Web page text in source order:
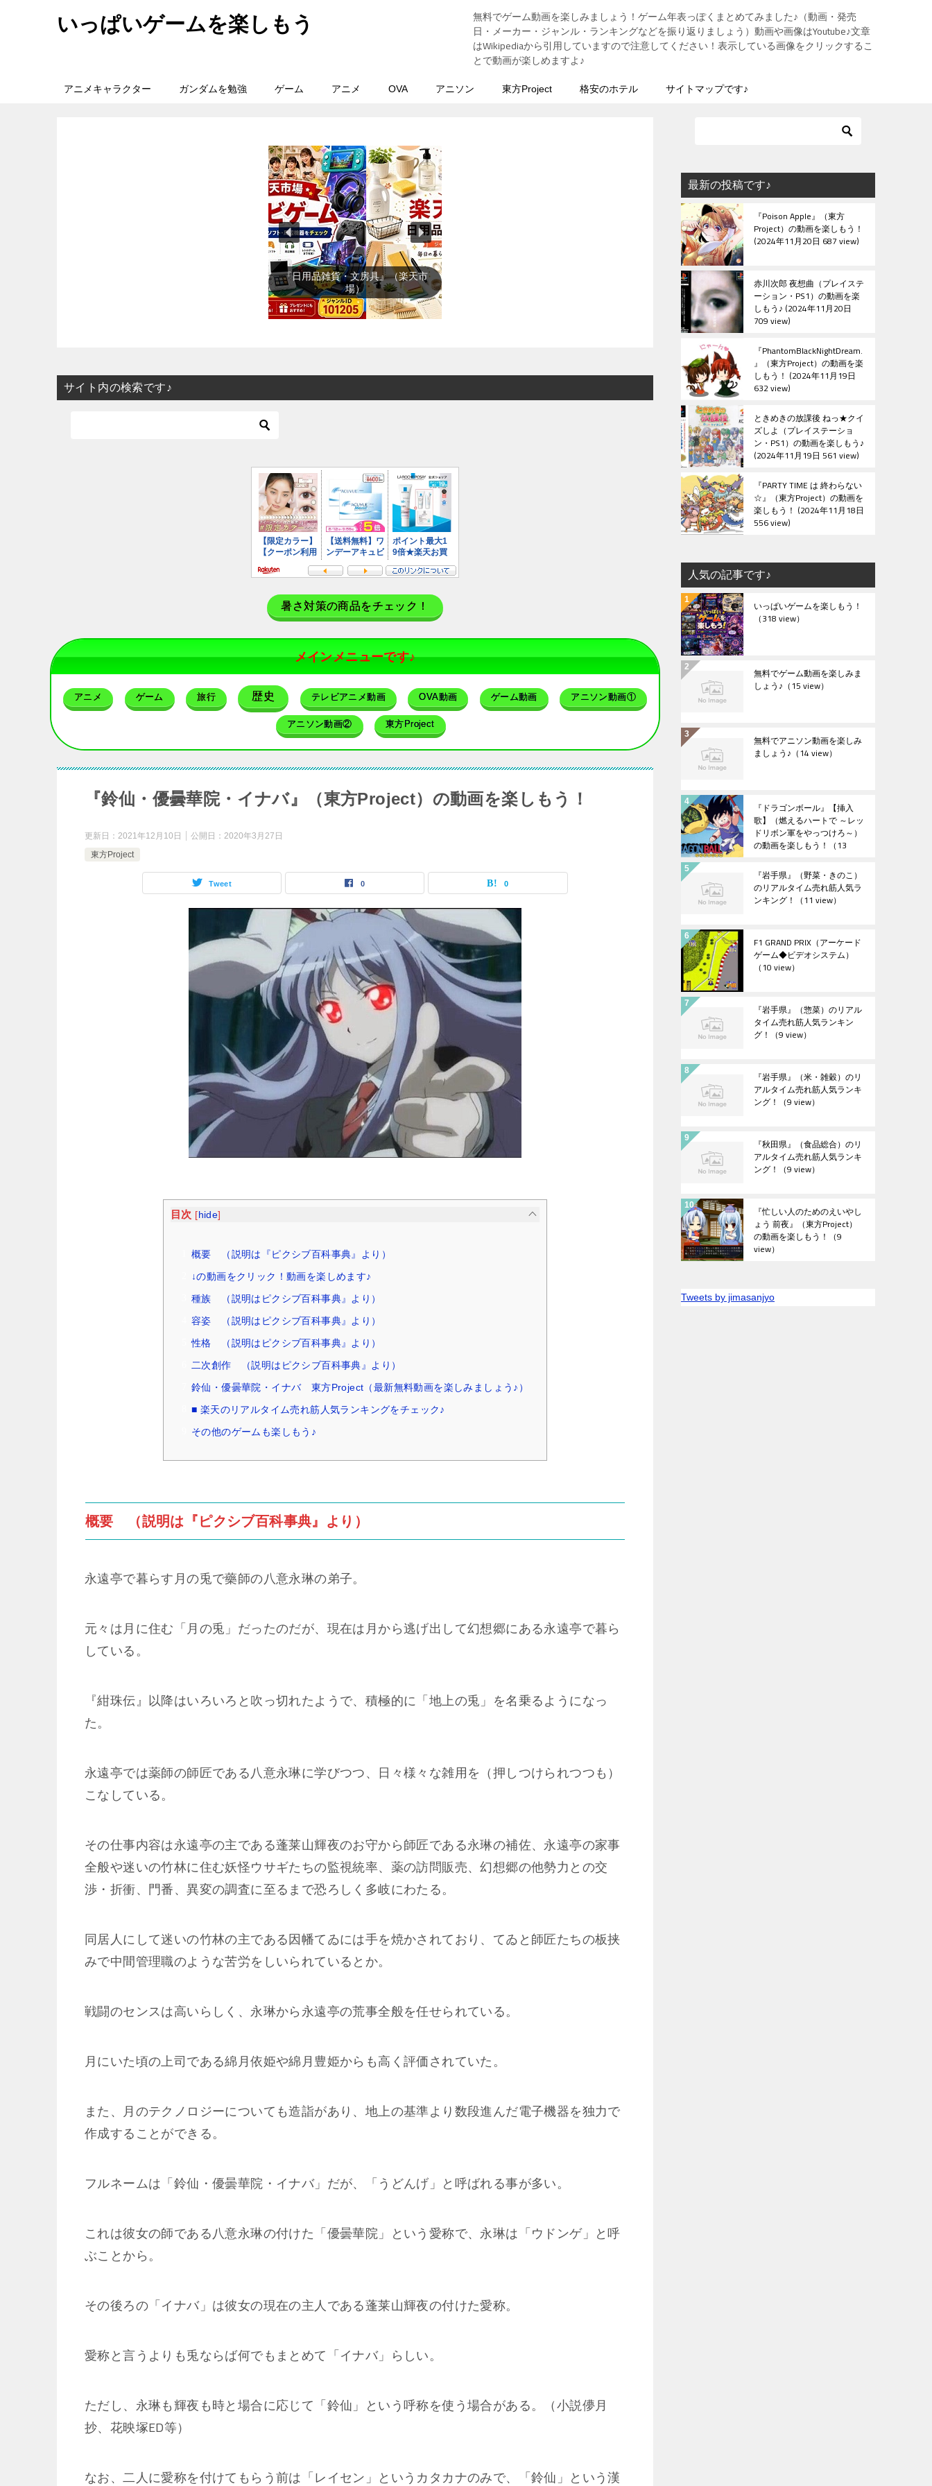
いっぱいゲームを楽しもう
無料でゲーム動画を楽しみましょう！ゲーム年表っぽくまとめてみました♪（動画・発売
日・メーカー・ジャンル・ランキングなどを振り返りましょう）動画や画像はYoutube♪文章
はWikipediaから引用していますので注意してください！表示している画像をクリックするこ
とで動画が楽しめますよ♪
アニメキャラクター ガンダムを勉強 ゲーム アニメ OVA アニソン 東方Project 格安のホテル サイトマップです♪
『日用品雑貨・文房具』（楽天市
場）
サイト内の検索です♪
暑さ対策の商品をチェック！
メインメニューです♪
アニメ ゲーム 旅行 歴史 テレビアニメ動画 OVA動画 ゲーム動画 アニソン動画①
アニソン動画② 東方Project
『鈴仙・優曇華院・イナバ』（東方Project）の動画を楽しもう！
更新日： 2021年12月10日 公開日： 2020年3月27日
東方Project
Tweet 0 0
目次 [hide]
概要 （説明は『ピクシブ百科事典』より）
↓の動画をクリック！動画を楽しめます♪
種族 （説明はピクシブ百科事典』より）
容姿 （説明はピクシブ百科事典』より）
性格 （説明はピクシブ百科事典』より）
二次創作 （説明はピクシブ百科事典』より）
鈴仙・優曇華院・イナバ 東方Project（最新無料動画を楽しみましょう♪）
■ 楽天のリアルタイム売れ筋人気ランキングをチェック♪
その他のゲームも楽しもう♪
概要 （説明は『ピクシブ百科事典』より）
永遠亭で暮らす月の兎で藥師の八意永琳の弟子。
元々は月に住む「月の兎」だったのだが、現在は月から逃げ出して幻想郷にある永遠亭で暮ら
している。
『紺珠伝』以降はいろいろと吹っ切れたようで、積極的に「地上の兎」を名乗るようになっ
た。
永遠亭では薬師の師匠である八意永琳に学びつつ、日々様々な雑用を（押しつけられつつも）
こなしている。
その仕事内容は永遠亭の主である蓬莱山輝夜のお守から師匠である永琳の補佐、永遠亭の家事
全般や迷いの竹林に住む妖怪ウサギたちの監視統率、薬の訪問販売、幻想郷の他勢力との交
渉・折衝、門番、異変の調査に至るまで恐ろしく多岐にわたる。
同居人にして迷いの竹林の主である因幡てゐには手を焼かされており、てゐと師匠たちの板挟
みで中間管理職のような苦労をしいられているとか。
戦闘のセンスは高いらしく、永琳から永遠亭の荒事全般を任せられている。
月にいた頃の上司である綿月依姫や綿月豊姫からも高く評価されていた。
また、月のテクノロジーについても造詣があり、地上の基準より数段進んだ電子機器を独力で
作成することができる。
フルネームは「鈴仙・優曇華院・イナバ」だが、「うどんげ」と呼ばれる事が多い。
これは彼女の師である八意永琳の付けた「優曇華院」という愛称で、永琳は「ウドンゲ」と呼
ぶことから。
その後ろの「イナバ」は彼女の現在の主人である蓬莱山輝夜の付けた愛称。
愛称と言うよりも兎ならば何でもまとめて「イナバ」らしい。
ただし、永琳も輝夜も時と場合に応じて「鈴仙」という呼称を使う場合がある。（小説儚月
抄、花映塚ED等）
なお、二人に愛称を付けてもらう前は「レイセン」というカタカナのみで、「鈴仙」という漢
最新の投稿です♪
『Poison Apple』（東方
Project）の動画を楽しもう！
2024年11月20日 687 view
赤川次郎 夜想曲（プレイステ
ーション・PS1）の動画を楽
しもう♪ 2024年11月20日
709 view
『PhantomBlackNightDream.
』（東方Project）の動画を楽
しもう！ 2024年11月19日
632 view
ときめきの放課後 ねっ★クイ
ズしよ（プレイステーショ
ン・PS1）の動画を楽しもう♪
2024年11月19日 561 view
『PARTY TIME は 終わらない
☆』（東方Project）の動画を
楽しもう！ 2024年11月18日
556 view
人気の記事です♪
いっぱいゲームを楽しもう！
（318 view）
無料でゲーム動画を楽しみま
しょう♪ （15 view）
無料でアニソン動画を楽しみ
ましょう♪ （14 view）
『ドラゴンボール』【挿入
歌】（燃えるハートで ～レッ
ドリボン軍をやっつけろ～）
の動画を楽しもう！ （13
『岩手県』（野菜・きのこ）
のリアルタイム売れ筋人気ラ
ンキング！ （11 view）
F1 GRAND PRIX（アーケード
ゲーム◆ビデオシステム）
（10 view）
『岩手県』（惣菜）のリアル
タイム売れ筋人気ランキン
グ！ （9 view）
『岩手県』（米・雑穀）のリ
アルタイム売れ筋人気ランキ
ング！ （9 view）
『秋田県』（食品総合）のリ
アルタイム売れ筋人気ランキ
ング！ （9 view）
『忙しい人のためのえいやし
ょう 前夜』（東方Project）
の動画を楽しもう！ （9
view）
Tweets by jimasanjyo